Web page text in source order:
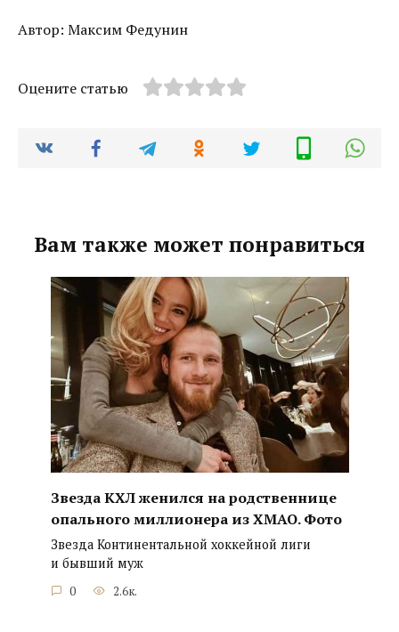
Автор: Максим Федунин
Оцените статью
Вам также может понравиться
Звезда КХЛ женился на родственнице
опального миллионера из ХМАО. Фото
Звезда Континентальной хоккейной лиги
и бывший муж
0 2.6к.